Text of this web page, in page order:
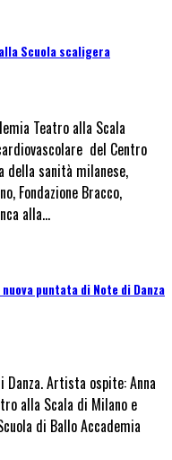
Scuola scaligera
Teatro alla Scala
del Centro
della sanità milanese,
Fondazione Bracco,
alla…
puntata di Note di Danza
Danza. Artista ospite: Anna
alla Scala di Milano e
di Ballo Accademia